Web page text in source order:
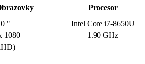
"
1080
Procesor
Intel Core i7-8650U
1.90 GHz